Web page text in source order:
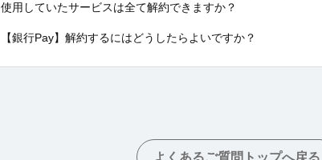
使用していたサービスは全て解約できますか？
【銀行Pay】解約するにはどうしたらよいですか？